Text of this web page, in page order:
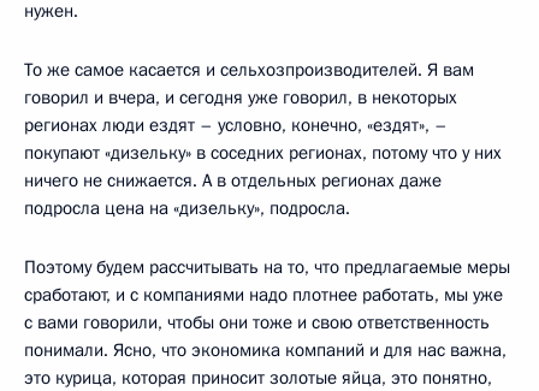
нужен.
То же самое касается и сельхозпроизводителей. Я вам
говорил и вчера, и сегодня уже говорил, в некоторых
регионах люди ездят – условно, конечно, «ездят», –
покупают «дизельку» в соседних регионах, потому что у них
ничего не снижается. А в отдельных регионах даже
подросла цена на «дизельку», подросла.
Поэтому будем рассчитывать на то, что предлагаемые меры
сработают, и с компаниями надо плотнее работать, мы уже
с вами говорили, чтобы они тоже и свою ответственность
понимали. Ясно, что экономика компаний и для нас важна,
это курица, которая приносит золотые яйца, это понятно,